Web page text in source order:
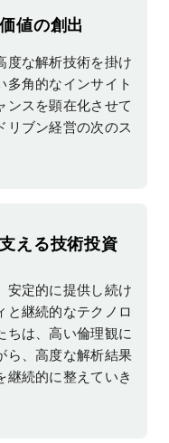
値の創出
度な解析技術を掛け
多角的なインサイト
ンスを顕在化させて
リブン経営の次のス
える技術投資
安定的に提供し続け
と継続的なテクノロ
ちは、高い倫理観に
ら、高度な解析結果
継続的に整えていき